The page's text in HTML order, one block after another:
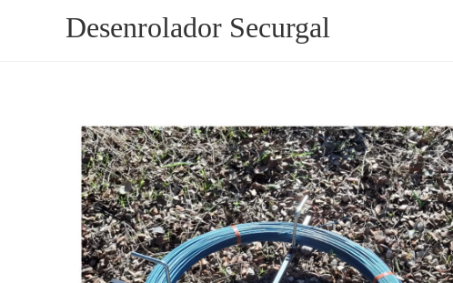
Desenrolador Securgal